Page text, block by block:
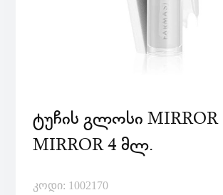
ᲢᲣᲩᲘᲡ ᲒᲚᲝᲡᲘ MIRROR
MIRROR 4 ᲛᲚ.
კოდი: 1002170